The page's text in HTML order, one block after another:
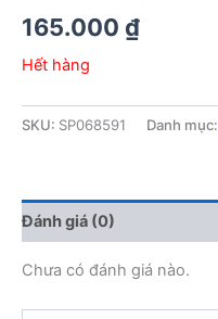
165.000 ₫
Hết hàng
SKU: SP068591 Danh mục:
Đánh giá (0)
Chưa có đánh giá nào.